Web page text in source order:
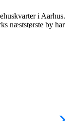
i Aarhus.
næststørste by har